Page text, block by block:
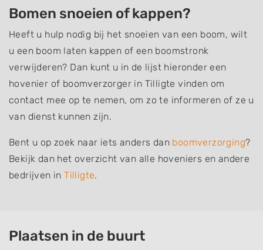
Bomen snoeien of kappen?
Heeft u hulp nodig bij het snoeien van een boom, wilt
u een boom laten kappen of een boomstronk
verwijderen? Dan kunt u in de lijst hieronder een
hovenier of boomverzorger in Tilligte vinden om
contact mee op te nemen, om zo te informeren of ze u
van dienst kunnen zijn.
Bent u op zoek naar iets anders dan boomverzorging?
Bekijk dan het overzicht van alle hoveniers en andere
bedrijven inTilligte.
Plaatsen in de buurt